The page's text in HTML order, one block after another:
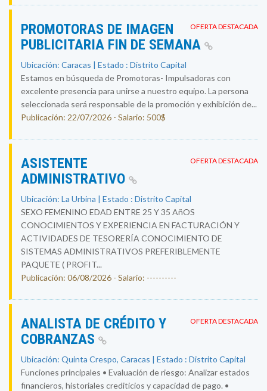
OFERTA DESTACADA
PROMOTORAS DE IMAGEN
PUBLICITARIA FIN DE SEMANA
Ubicación: Caracas | Estado : Distrito Capital
Estamos en búsqueda de Promotoras- Impulsadoras con
excelente presencia para unirse a nuestro equipo. La persona
seleccionada será responsable de la promoción y exhibición de...
Publicación: 22/07/2026 - Salario: 500$
OFERTA DESTACADA
ASISTENTE
ADMINISTRATIVO
Ubicación: La Urbina | Estado : Distrito Capital
SEXO FEMENINO EDAD ENTRE 25 Y 35 AñOS
CONOCIMIENTOS Y EXPERIENCIA EN FACTURACIÓN Y
ACTIVIDADES DE TESORERÍA CONOCIMIENTO DE
SISTEMAS ADMINISTRATIVOS PREFERIBLEMENTE
PAQUETE ( PROFIT...
Publicación: 06/08/2026 - Salario: ----------
OFERTA DESTACADA
ANALISTA DE CRÉDITO Y
COBRANZAS
Ubicación: Quinta Crespo, Caracas | Estado : Distrito Capital
Funciones principales • Evaluación de riesgo: Analizar estados
financieros, historiales crediticios y capacidad de pago. •